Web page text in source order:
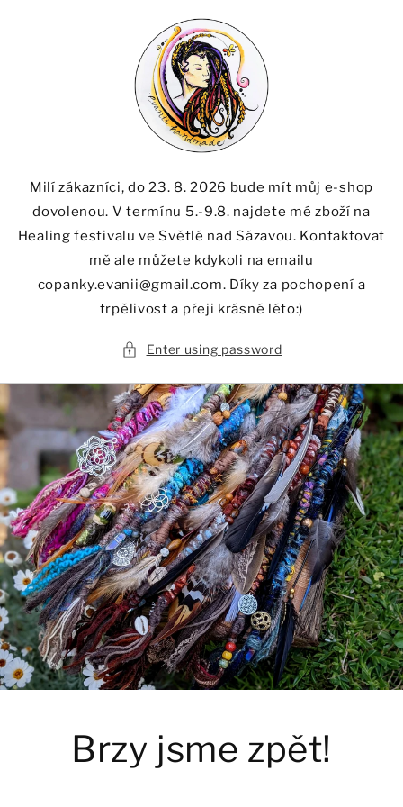
Milí zákazníci, do 23. 8. 2026 bude mít můj e-shop
dovolenou. V termínu 5.-9.8. najdete mé zboží na
Healing festivalu ve Světlé nad Sázavou. Kontaktovat
mě ale můžete kdykoli na emailu
copanky.evanii@gmail.com. Díky za pochopení a
trpělivost a přeji krásné léto:)
Enter using password
Brzy jsme zpět!